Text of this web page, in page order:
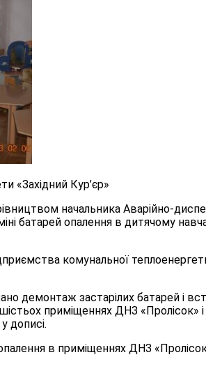
«Західний Кур’єр»
начальника Аварійно-
батарей опалення в дитячому
комунальної
демонтаж застарілих батарей і
приміщеннях ДНЗ «Пролісок»
дописі.
опалення в приміщеннях ДНЗ